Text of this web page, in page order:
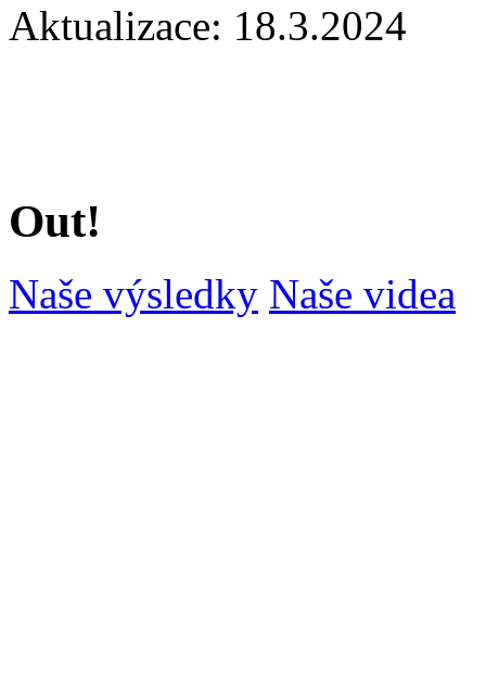
Aktualizace: 18.3.2024
Out!
Naše výsledky Naše videa